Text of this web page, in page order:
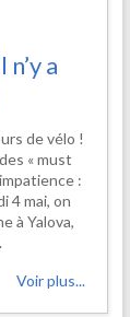
a
de vélo !
« must
:
4 mai, on
à Yalova,
Voir plus...